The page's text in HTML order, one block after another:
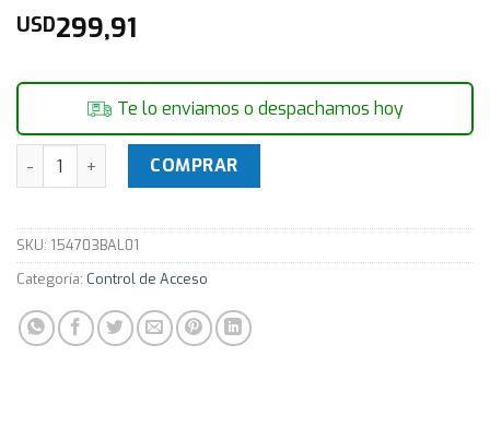
USD299,91
Te lo enviamos o despachamos hoy
Telefonia | Grabador de llamada IMPACTA 68i / UNNITI
COMPRAR
SKU: 154703BAL01
Categoría: Control de Acceso